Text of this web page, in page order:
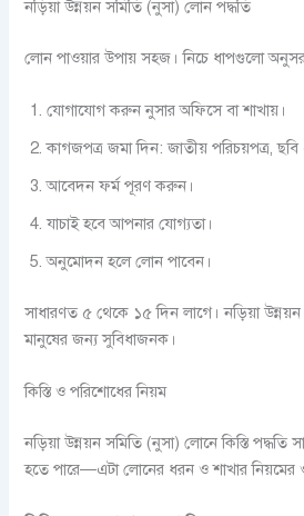
নড়িয়া উন্নয়ন সমিতি (নুসা) লোন পদ্ধতি
লোন পাওয়ার উপায় সহজ। নিচে ধাপগুলো
যোগাযোগ করুন নুসার অফিসে বা শাখায়।
কাগজপত্র জমা দিন: জাতীয় পরিচয়পত্র,
আবেদন ফর্ম পূরণ করুন।
যাচাই হবে আপনার যোগ্যতা।
অনুমোদন হলে লোন পাবেন।
সাধারণত ৫ থেকে ১৫ দিন লাগে। নড়িয়া
মানুষের জন্য সুবিধাজনক।
কিস্তি ও পরিশোধের নিয়ম
নড়িয়া উন্নয়ন সমিতি (নুসা) লোনে কিস্তি পদ্ধতি
হতে পারে—এটা লোনের ধরন ও শাখার নিয়মের